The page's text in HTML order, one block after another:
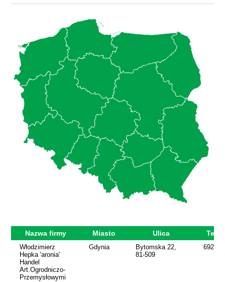
Nazwa firmy Miasto Ulica
Włodzimierz
Hepka 'aronia'
Handel
Art.Ogrodniczo-
Przemysłowymi
Gdynia
Bytomska 22,
81-509